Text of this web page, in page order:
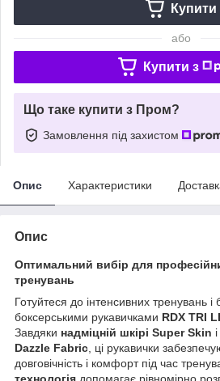
Купити
або
Купити з
Що таке купити з Пром?
Замовлення під захистом
Опис Характеристики
Опис
Оптимальний вибір для
тренувань
Готуйтеся до інтенсивних тренувань і
боксерськими рукавичками RDX TRI
Завдяки надміцній шкірі Super Skin і
Dazzle Fabric , ці рукавички
довговічність і комфорт під час
технологія допомагає рівномірно